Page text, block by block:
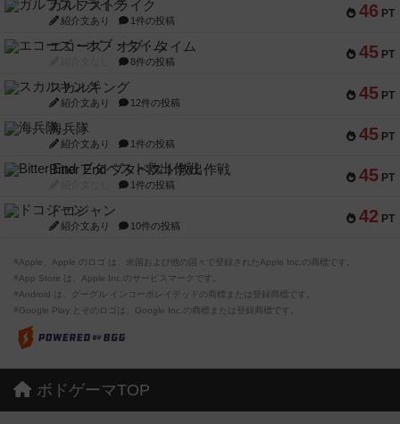
46 PT
ガルフストライク
紹介文あり 1件の投稿
45 PT
エコーズ・オブ・タイム
8件の投稿
45 PT
スカルキング
紹介文あり 12件の投稿
45 PT
海兵隊
紹介文あり 1件の投稿
45 PT
Bitter End ブタペスト救出作戦
1件の投稿
42 PT
ドコジャン
紹介文あり 10件の投稿
※Apple、Apple のロゴ は、米国および他の国々で登録されたApple Inc.の商標です。
※App Store は、Apple Inc.のサービスマークです。
※Android は、グーグル インコーポレイテッドの商標または登録商標です。
※Google Play とそのロゴは、Google Inc.の商標または登録商標です。
ボドゲーマTOP